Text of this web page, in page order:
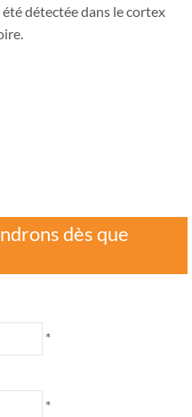
détectée dans le cortex
dès que
*
*